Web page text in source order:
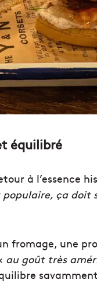
équilibré
à l’essence
populaire, ça
fromage, une
au goût très